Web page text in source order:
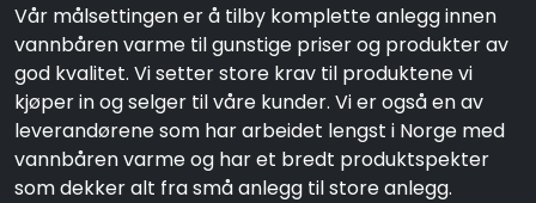
Vår målsettingen er å tilby komplette anlegg innen
vannbåren varme til gunstige priser og produkter av
god kvalitet. Vi setter store krav til produktene vi
kjøper in og selger til våre kunder. Vi er også en av
leverandørene som har arbeidet lengst i Norge med
vannbåren varme og har et bredt produktspekter
som dekker alt fra små anlegg til store anlegg.